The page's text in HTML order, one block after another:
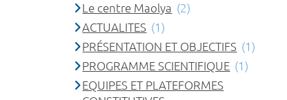
Le centre Maolya (2)
ACTUALITES (1)
PRÉSENTATION ET OBJECTIFS (1)
PROGRAMME SCIENTIFIQUE (1)
EQUIPES ET PLATEFORMES